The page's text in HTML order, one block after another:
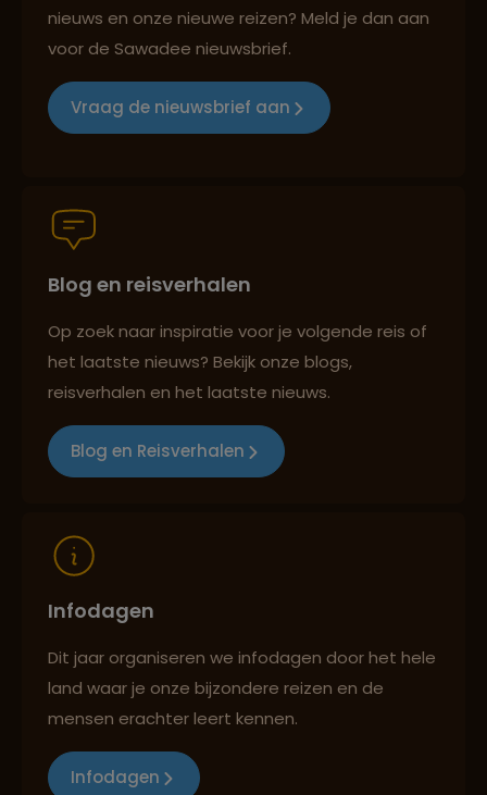
Groepsreizen mét indivuele vrijheid
Persoonlijk en deskundig reisadvies
Reizen met oog voor mens, cultuur en milieu
nieuws en onze nieuwe reizen? Meld je dan aan
voor de Sawadee nieuwsbrief.
Vraag de nieuwsbrief aan
Blog en reisverhalen
Op zoek naar inspiratie voor je volgende reis of
het laatste nieuws? Bekijk onze blogs,
reisverhalen en het laatste nieuws.
Blog en Reisverhalen
Infodagen
Dit jaar organiseren we infodagen door het hele
land waar je onze bijzondere reizen en de
mensen erachter leert kennen.
Infodagen